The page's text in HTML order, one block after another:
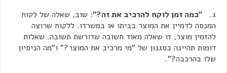
ג."כמה זמן לוקח להרכיב את זה?": שוב, שאלה של לקוח
המנסה לדמיין את המוצר בביתו או במשרדו. ללקוח שרוצה
להזמין מוצר, זו שאלה מאוד חשובה שדורשת תשובה. שאלות
דומות תהיינה בסגנון של "מי מרכיב את המוצר?" ו"מה הניסיון
שלו בהרכבה?".